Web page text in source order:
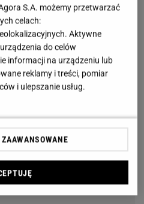
doniczkach oraz proste
Dzięki tym drobnym
charakteru stylu
S.A. możemy przetwarzać
celach:
Aktywne
do celów
informacji na urządzeniu lub
reklamy i treści, pomiar
i ulepszanie usług.